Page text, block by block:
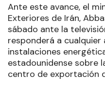
Ante este avance, el
Exteriores de Irán,
sábado ante la
responderá a
instalaciones
estadounidense sobre
centro de exportación